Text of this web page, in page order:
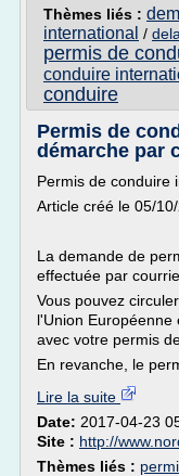
Thèmes liés :
international /
permis de
conduire
conduire
Permis de
démarche par
Permis de conduire
Article créé le 05/
La demande de
effectuée par
Vous pouvez
l'Union Européenne
avec votre permis
En revanche, le
Lire la suite
Date: 2017-04-23
Site : http://
Thèmes liés :